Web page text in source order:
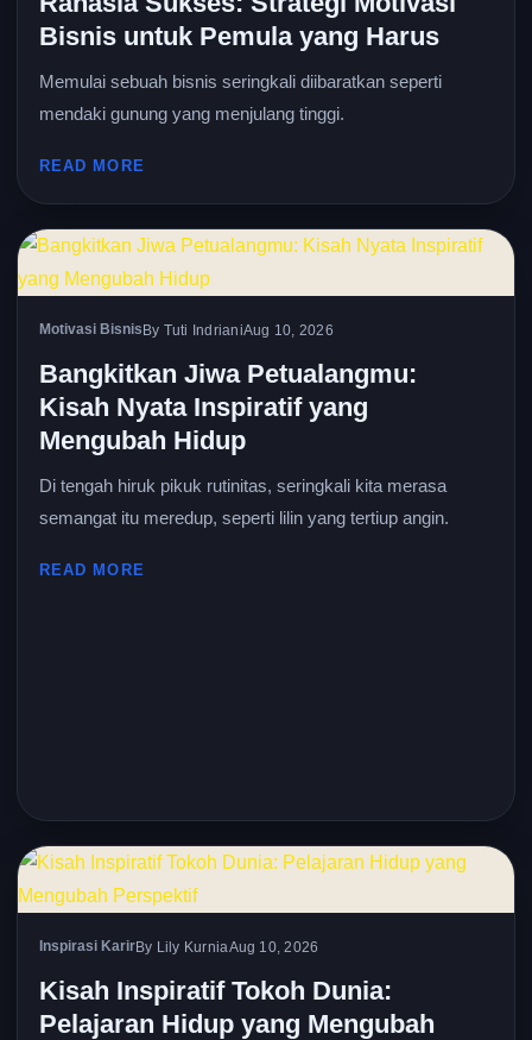
Bisnis untuk Pemula yang Harus
Memulai sebuah bisnis seringkali diibaratkan seperti
mendaki gunung yang menjulang tinggi.
READ MORE
Motivasi BisnisBy Tuti IndrianiAug 10, 2026
Bangkitkan Jiwa Petualangmu:
Kisah Nyata Inspiratif yang
Mengubah Hidup
Di tengah hiruk pikuk rutinitas, seringkali kita merasa
semangat itu meredup, seperti lilin yang tertiup angin.
READ MORE
Inspirasi KarirBy Lily KurniaAug 10, 2026
Kisah Inspiratif Tokoh Dunia:
Pelajaran Hidup yang Mengubah